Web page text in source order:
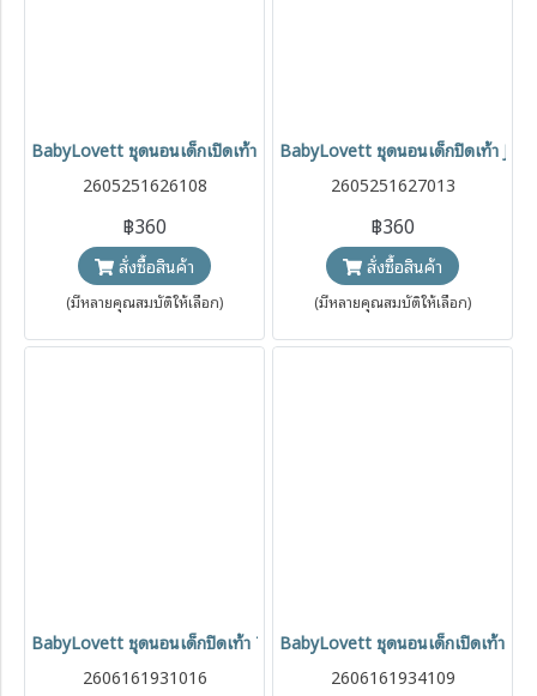
BabyLovett ชุดนอนเด็กเปิดเท้า Jurassic World™ Two-Way Zipper
2605251626108
฿360
สั่งซื้อสินค้า
(มีหลายคุณสมบัติให้เลือก)
BabyLovett ชุดนอนเด็กปิดเท้า
2605251627013
฿360
สั่งซื้อสินค้า
(มีหลายคุณสมบัติให้เลือก)
BabyLovett ชุดนอนเด็กปิดเท้า Toy Story™ Two-Way Zipper ผ้า
2606161931016
BabyLovett ชุดนอนเด็กเปิดเท้า
2606161934109